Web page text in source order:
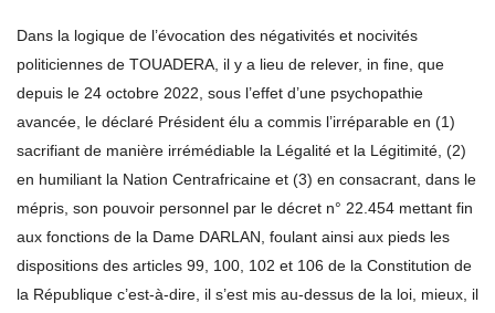
Dans la logique de l’évocation des négativités et nocivités
politiciennes de TOUADERA, il y a lieu de relever, in fine, que
depuis le 24 octobre 2022, sous l’effet d’une psychopathie
avancée, le déclaré Président élu a commis l’irréparable en (1)
sacrifiant de manière irrémédiable la Légalité et la Légitimité, (2)
en humiliant la Nation Centrafricaine et (3) en consacrant, dans le
mépris, son pouvoir personnel par le décret n° 22.454 mettant fin
aux fonctions de la Dame DARLAN, foulant ainsi aux pieds les
dispositions des articles 99, 100, 102 et 106 de la Constitution de
la République c’est-à-dire, il s’est mis au-dessus de la loi, mieux, il